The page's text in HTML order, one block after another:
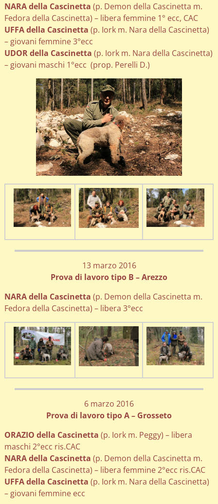
NARA della Cascinetta (p. Demon della Cascinetta m.
Fedora della Cascinetta) – libera femmine 1° ecc, CAC
UFFA della Cascinetta (p. Iork m. Nara della Cascinetta)
– giovani femmine 3°ecc
UDOR della Cascinetta (p. Iork m. Nara della Cascinetta)
– giovani maschi 1°ecc (prop. Perelli D.)
13 marzo 2016
Prova di lavoro tipo B – Arezzo
NARA della Cascinetta (p. Demon della Cascinetta m.
Fedora della Cascinetta) – libera 3°ecc
6 marzo 2016
Prova di lavoro tipo A – Grosseto
ORAZIO della Cascinetta (p. Iork m. Peggy) – libera
maschi 2°ecc ris.CAC
NARA della Cascinetta (p. Demon della Cascinetta m.
Fedora della Cascinetta) – libera femmine 2°ecc ris.CAC
UFFA della Cascinetta (p. Iork m. Nara della Cascinetta)
– giovani femmine ecc